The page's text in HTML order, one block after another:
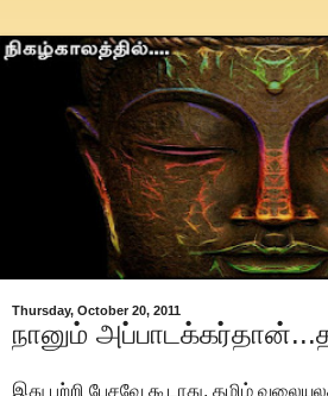
Thursday, October 20, 2011
நானும்
இது பற்றி பேசவே கூடாது. தமிழ்